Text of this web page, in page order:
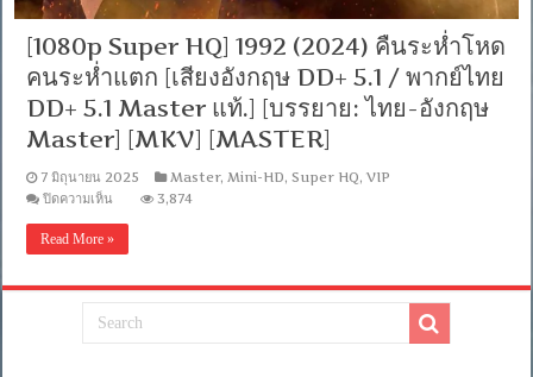
[1080p Super HQ] 1992 (2024) คืนระห่ำโหด
คนระห่ำแตก [เสียงอังกฤษ DD+ 5.1 / พากย์ไทย
DD+ 5.1 Master แท้.] [บรรยาย: ไทย-อังกฤษ
Master] [MKV] [MASTER]
7 มิถุนายน 2025 Master, Mini-HD,Super HQ,VIP
ปิดความเห็น
HQ]
(2024)
ระห่ำ
3,874
Read More »